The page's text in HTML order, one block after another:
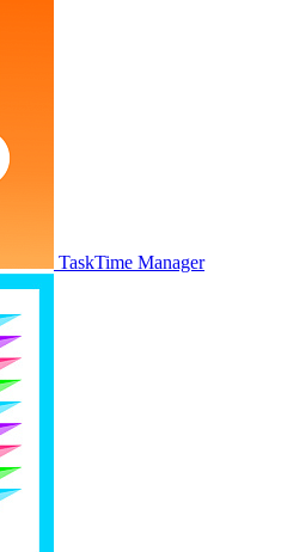
TaskTime Manager